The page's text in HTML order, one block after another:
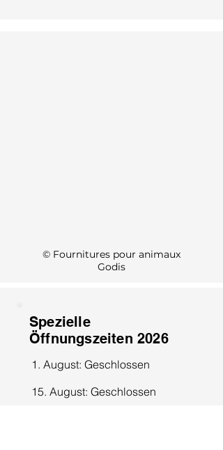
© Fournitures pour animaux
Godis
Spezielle
Öffnungszeiten 2026
1. August: Geschlossen
15. August: Geschlossen